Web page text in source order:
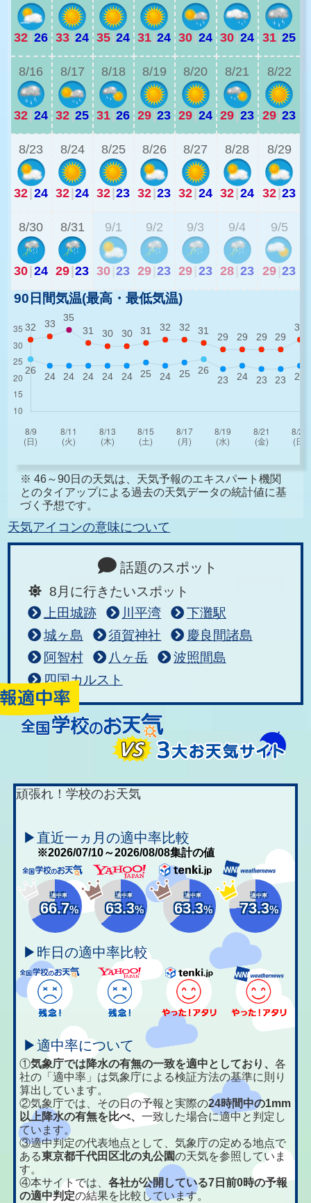
32|26 33|24 35|24 31|24 30|24 30|24 31|25
8/16
32|24
8/17
32|25
8/18
31|26
8/19
29|23
8/20
29|24
8/21
29|23
8/22
29|23
8/23
32|24
8/24
32|24
8/25
32|23
8/26
32|23
8/27
32|24
8/28
32|24
8/29
32|23
8/30
30|24
8/31
29|23
9/1
30 23
9/2
29 23
9/3
29 23
9/4
28 23
9/5
29 23
90日間気温(最高・最低気温)
※ 46～90日の天気は、天気予報のエキスパート機関
とのタイアップによる過去の天気データの統計値に基
づく予想です。
天気アイコンの意味について
話題のスポット
8月に行きたいスポット
上田城跡
川平湾
下灘駅
城ヶ島
須賀神社
慶良間諸島
阿智村
八ヶ岳
波照間島
四国カルスト
頑張れ！学校のお天気
▶直近一ヵ月の適中率比較
※2026/07/10～2026/08/08集計の値
適中率
66.7%
適中率
63.3%
適中率
63.3%
適中率
73.3%
▶昨日の適中率比較
▶適中率について
①気象庁では降水の有無の一致を適中としており、各
社の「適中率」は気象庁による検証方法の基準に則り
算出しています。
②気象庁では、その日の予報と実際の24時間中の1mm
以上降水の有無を比べ、一致した場合に適中と判定し
ています。
③適中判定の代表地点として、気象庁の定める地点で
ある東京都千代田区北の丸公園の天気を参照していま
す。
④本サイトでは、各社が公開している7日前0時の予報
の適中判定の結果を比較しています。